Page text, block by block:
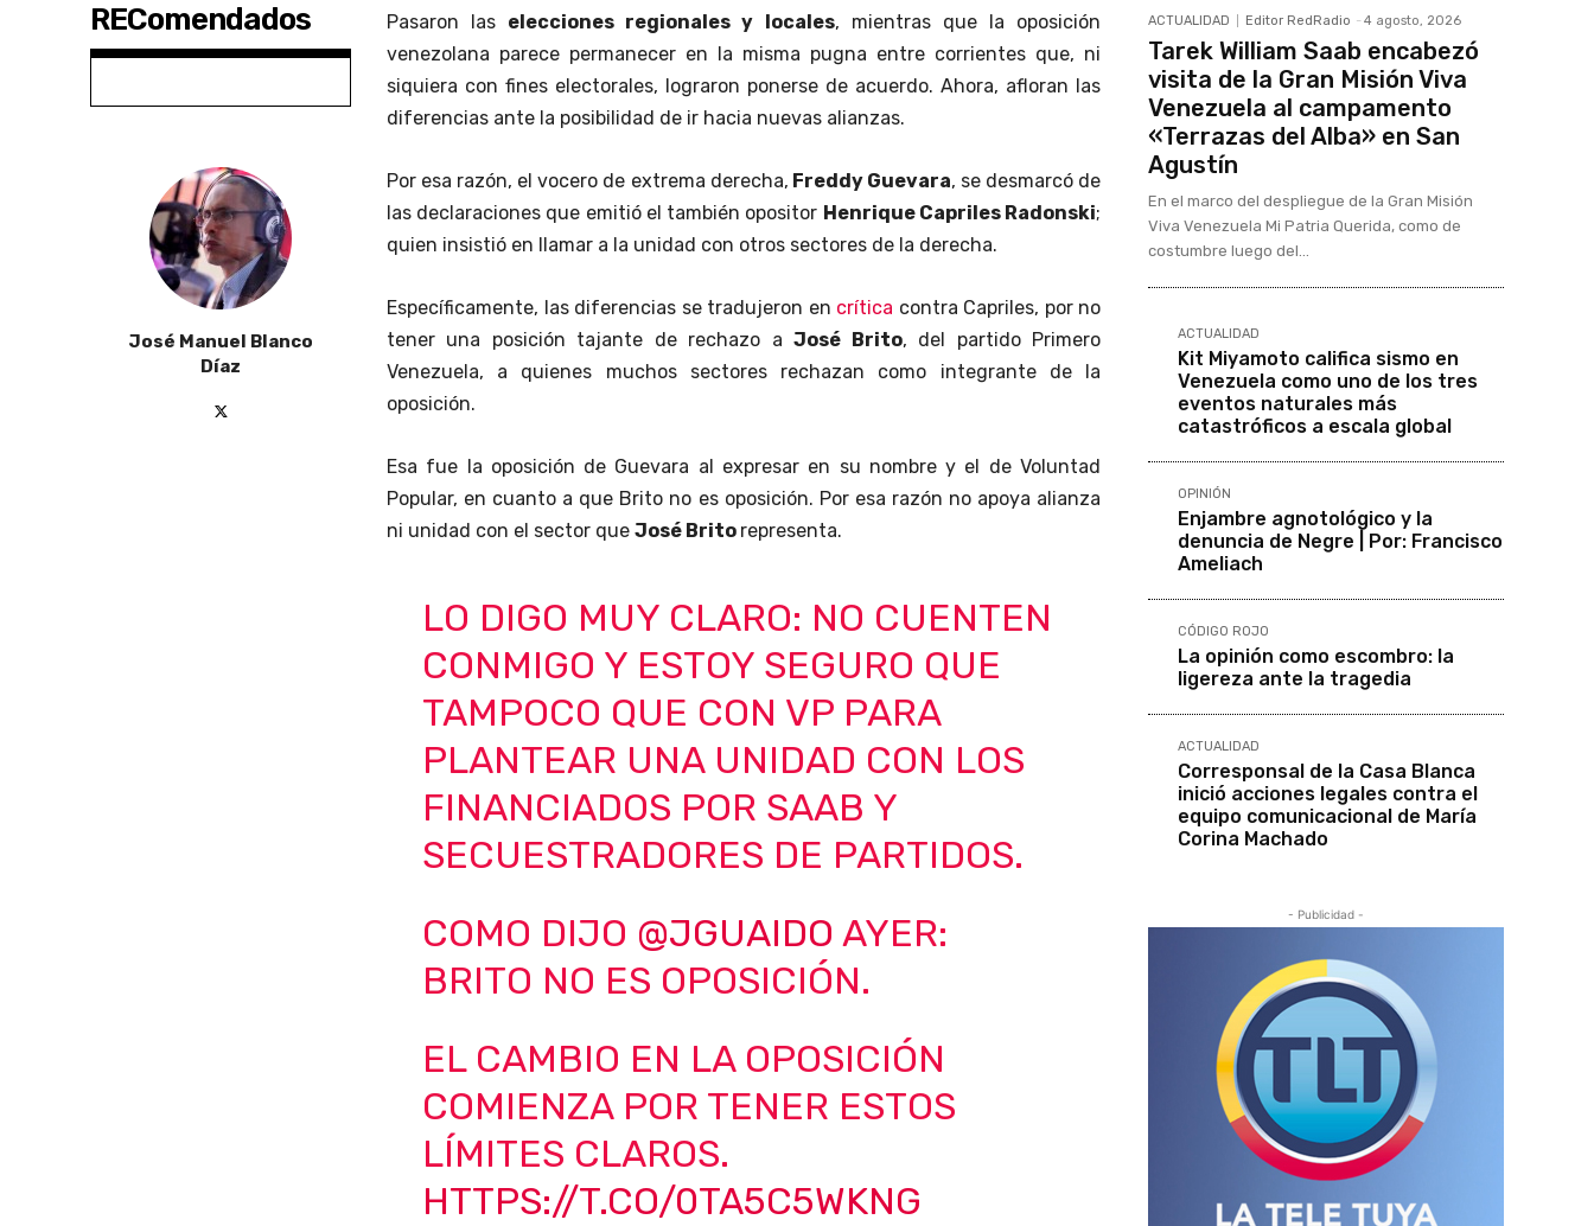
REComendados
José Manuel Blanco
Díaz
Pasaron las elecciones regionales y locales, mientras que la oposición
venezolana parece permanecer en la misma pugna entre corrientes que, ni
siquiera con fines electorales, lograron ponerse de acuerdo. Ahora, afloran las
diferencias ante la posibilidad de ir hacia nuevas alianzas.
Por esa razón, el vocero de extrema derecha, Freddy Guevara, se desmarcó de
las declaraciones que emitió el también opositor Henrique Capriles Radonski;
quien insistió en llamar a la unidad con otros sectores de la derecha.
Específicamente, las diferencias se tradujeron en crítica contra Capriles, por no
tener una posición tajante de rechazo aJosé Brito, del partido Primero
Venezuela, a quienes muchos sectores rechazan como integrante de la
oposición.
Esa fue la oposición de Guevara al expresar en su nombre y el de Voluntad
Popular, en cuanto a que Brito no es oposición. Por esa razón no apoya alianza
ni unidad con el sector que José Brito representa.
LO DIGO MUY CLARO: NO CUENTEN
CONMIGO Y ESTOY SEGURO QUE
TAMPOCO QUE CON VP PARA
PLANTEAR UNA UNIDAD CON LOS
FINANCIADOS POR SAAB Y
SECUESTRADORES DE PARTIDOS.
COMO DIJO @JGUAIDO AYER:
BRITO NO ES OPOSICIÓN.
EL CAMBIO EN LA OPOSICIÓN
COMIENZA POR TENER ESTOS
LÍMITES CLAROS.
HTTPS://T.CO/0TA5C5WKNG
ACTUALIDAD Editor RedRadio - 4 agosto, 2026
Tarek William Saab encabezó
visita de la Gran Misión Viva
Venezuela al campamento
«Terrazas del Alba» en San
Agustín
En el marco del despliegue de la Gran Misión
Viva Venezuela Mi Patria Querida, como de
costumbre luego del...
ACTUALIDAD
Kit Miyamoto califica sismo en
Venezuela como uno de los tres
eventos naturales más
catastróficos a escala global
OPINIÓN
Enjambre agnotológico y la
denuncia de Negre | Por: Francisco
Ameliach
CÓDIGO ROJO
La opinión como escombro: la
ligereza ante la tragedia
ACTUALIDAD
Corresponsal de la Casa Blanca
inició acciones legales contra el
equipo comunicacional de María
Corina Machado
- Publicidad -